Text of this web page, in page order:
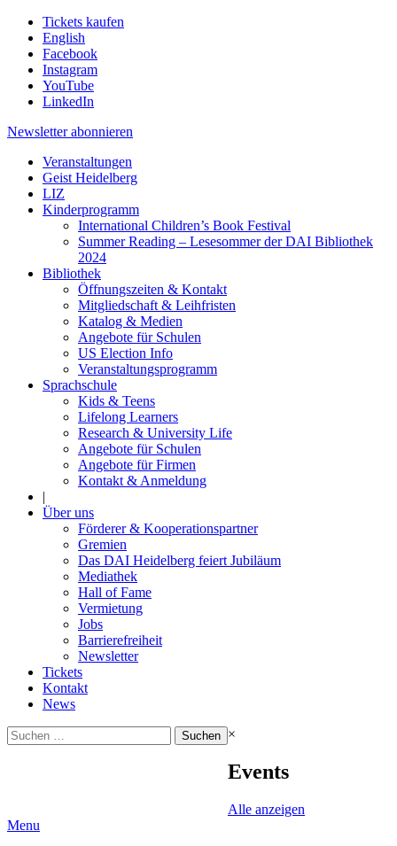
Tickets kaufen
English
Facebook
Instagram
YouTube
LinkedIn
Newsletter abonnieren
Veranstaltungen
Geist Heidelberg
LIZ
Kinderprogramm
International Children’s Book Festival
Summer Reading – Lesesommer der DAI Bibliothek
2024
Bibliothek
Öffnungszeiten & Kontakt
Mitgliedschaft & Leihfristen
Katalog & Medien
Angebote für Schulen
US Election Info
Veranstaltungsprogramm
Sprachschule
Kids & Teens
Lifelong Learners
Research & University Life
Angebote für Schulen
Angebote für Firmen
Kontakt & Anmeldung
|
Über uns
Förderer & Kooperationspartner
Gremien
Das DAI Heidelberg feiert Jubiläum
Mediathek
Hall of Fame
Vermietung
Jobs
Barrierefreiheit
Newsletter
Tickets
Kontakt
News
Suchen
nach:
×
Events
Alle anzeigen
Menu